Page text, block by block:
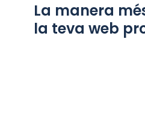
La manera
la teva web